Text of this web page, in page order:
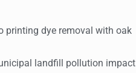
printing dye removal with oak
landfill pollution impact